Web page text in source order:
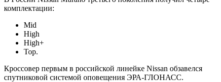
комплектации:
Mid
High
High+
Top.
Кроссовер первым в российской линейке Nissan обзавелся
спутниковой системой оповещения ЭРА-ГЛОНАСС.